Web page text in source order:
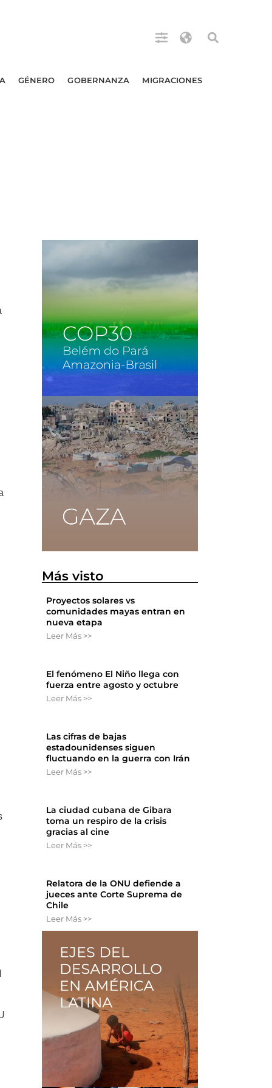
GÉNERO GOBERNANZA MIGRACIONES
Más visto
Proyectos solares vs
comunidades mayas entran en
nueva etapa
Leer Más >>
El fenómeno El Niño llega con
fuerza entre agosto y octubre
Leer Más >>
Las cifras de bajas
estadounidenses siguen
fluctuando en la guerra con Irán
Leer Más >>
La ciudad cubana de Gibara
toma un respiro de la crisis
gracias al cine
Leer Más >>
Relatora de la ONU defiende a
jueces ante Corte Suprema de
Chile
Leer Más >>